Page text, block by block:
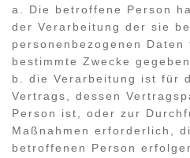
a. Die betroffene Person
der Verarbeitung der sie
personenbezogenen
bestimmte Zwecke
b. die Verarbeitung ist für
Vertrags, dessen
Person ist, oder zur
Maßnahmen erforderlich,
betroffenen Person